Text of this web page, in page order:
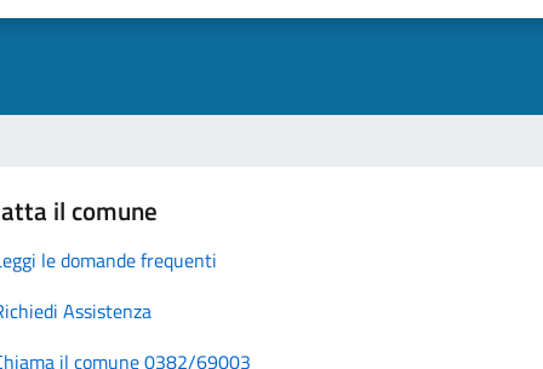
il comune
le domande frequenti
Assistenza
il comune 0382/69003